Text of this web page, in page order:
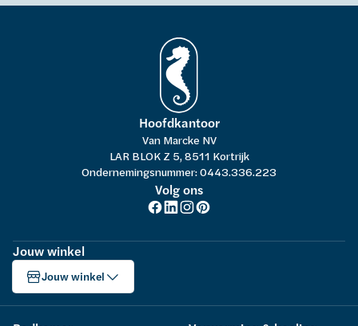
Hoofdkantoor
Van Marcke NV
LAR BLOK Z 5, 8511 Kortrijk
Ondernemingsnummer: 0443.336.223
Volg ons
Jouw winkel
Jouw winkel